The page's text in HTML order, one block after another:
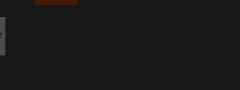
Tilaa uutiskirje ja saat